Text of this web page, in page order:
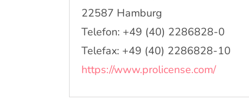
22587 Hamburg
Telefon: +49 (40) 2286828-0
Telefax: +49 (40) 2286828-10
https://www.prolicense.com/